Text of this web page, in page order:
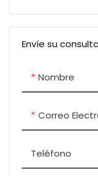
Mosaico de
Mosaico
Envíe su consulta
Nombre
Correo
Teléfono